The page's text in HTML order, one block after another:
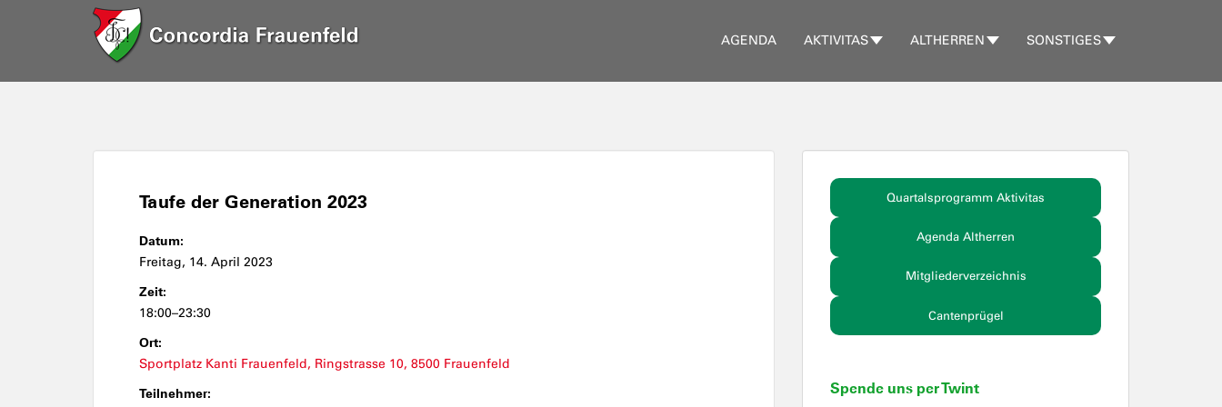
AGENDA AKTIVITAS ALTHERREN SONSTIGES
Taufe der Generation 2023
Datum:
Freitag, 14. April 2023
Zeit:
18:00–23:30
Ort:
Sportplatz Kanti Frauenfeld, Ringstrasse 10, 8500 Frauenfeld
Teilnehmer:
Quartalsprogramm Aktivitas
Agenda Altherren
Mitgliederverzeichnis
Cantenprügel
Spende uns per Twint